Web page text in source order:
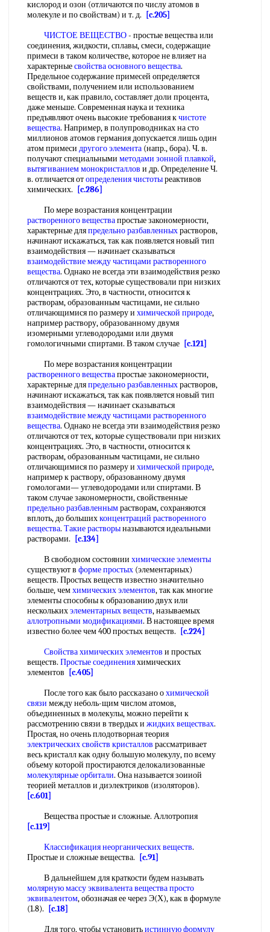
кислород и озон (отличаются по числу атомов в
молекуле и по свойствам) и т. д.
[c.205]
ЧИСТОЕ ВЕЩЕСТВО- простые вещества или
соединения, жидкости, сплавы, смеси, содержащие
примеси в таком количестве, которое не влияет на
характерныесвойства основного вещества.
Предельное содержание примесей определяется
свойствами, получением или использованием
веществ и, как правило, составляет доли процента,
даже меньше. Современная наука и техника
предъявляют очень высокие требования кчистоте
вещества. Например, в полупроводниках на сто
миллионов атомов германия допускается лишь один
атом примеси другого элемента (напр., бора). Ч. в.
получают специальными методами зонной плавкой,
вытягиванием монокристаллов и др. Определение Ч.
в. отличается отопределения чистотыреактивов
химических.
[c.286]
По мере возрастания концентрации
растворенного веществапростые закономерности,
характерные дляпредельно разбавленныхрастворов,
начинают искажаться, так как появляется новый тип
взаимодействия — начинает сказываться
взаимодействие между частицами растворенного
вещества. Однако не всегда эти взаимодействия резко
отличаются от тех, которые существовали при низких
концентрациях. Это, в частности, относится к
растворам, образованным частицами, не сильно
отличающимися по размеру и химической природе,
например раствору, образованному двумя
изомерными углеводородами или двумя
гомологичными спиртами. В таком случае [c.121]
По мере возрастания концентрации
растворенного веществапростые закономерности,
характерные дляпредельно разбавленныхрастворов,
начинают искажаться, так как появляется новый тип
взаимодействия — начинает сказываться
взаимодействие между частицами растворенного
вещества. Однако не всегда эти взаимодействия резко
отличаются от тех, которые существовали при низких
концентрациях. Это, в частности, относится к
растворам, образованным частицами, не сильно
отличающимися по размеру и химической природе,
например к раствору, образованному двумя
гомологами— углеводородами или спиртами. В
таком случае закономерности, свойственные
предельно разбавленнымрастворам, сохраняются
вплоть, до большихконцентраций растворенного
вещества. Такие растворыназываются идеальными
растворами.
[c.134]
В свободном состоянии химические элементы
существуют в форме простых (элементарных)
веществ. Простых веществ известно значительно
больше, чемхимических элементов, так как многие
элементы способны к образованию двух или
несколькихэлементарных веществ, называемых
аллотропными модификациями. В настоящее время
известно более чем 400 простых веществ.
[c.224]
Свойства химических элементов и простых
веществ. Простые соединенияхимических
элементов
[c.405]
После того как было рассказано охимической
связи между неболь-щим числом атомов,
объединенных в молекулы, можно перейти к
рассмотрению связи в твердых и жидких веществах.
Простая, но очень плодотворная теория
электрических свойств кристаллов рассматривает
весь кристалл как одну большую молекулу, по всему
объему которой простираются делокализованные
молекулярные орбитали. Она называется зоииой
теорией металлов и диэлектриков (изоляторов).
[c.601]
Вещества простые и сложные. Аллотропия
[c.119]
Классификация неорганических веществ.
Простые и сложные вещества.
[c.91]
В дальнейшем для краткости будем называть
молярную массуэквивалента вещества просто
эквивалентом, обозначая ее через Э(Х), как в формуле
(1.8).
[c.18]
Для того, чтобы установитьистинную формулу